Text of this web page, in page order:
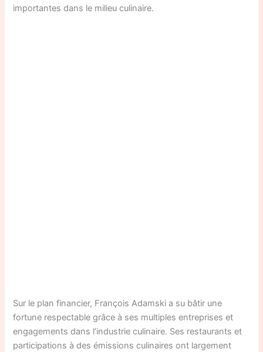
importantes dans le milieu culinaire.
Sur le plan financier, François Adamski a su bâtir une
fortune respectable grâce à ses multiples entreprises et
engagements dans l’industrie culinaire. Ses restaurants et
participations à des émissions culinaires ont largement